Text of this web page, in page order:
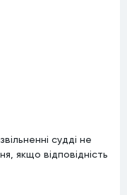
судді не
якщо відповідність